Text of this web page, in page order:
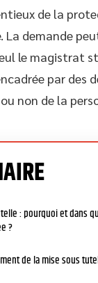
de la
La demande
le magistrat
par
non de la
: pourquoi et dans
?
de la mise sous